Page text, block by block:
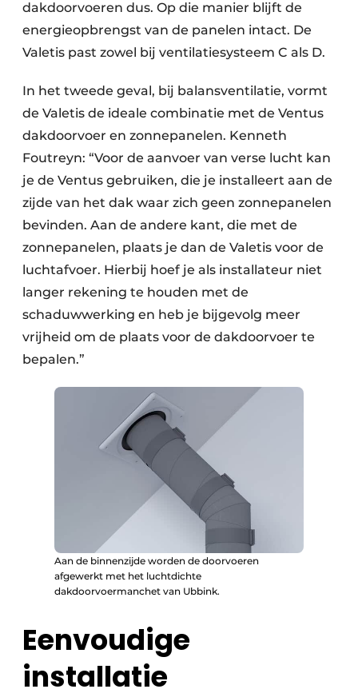
dakdoorvoeren dus. Op die manier blijft de
energieopbrengst van de panelen intact. De
Valetis past zowel bij ventilatiesysteem C als D.
In het tweede geval, bij balansventilatie, vormt
de Valetis de ideale combinatie met de Ventus
dakdoorvoer en zonnepanelen. Kenneth
Foutreyn: “Voor de aanvoer van verse lucht kan
je de Ventus gebruiken, die je installeert aan de
zijde van het dak waar zich geen zonnepanelen
bevinden. Aan de andere kant, die met de
zonnepanelen, plaats je dan de Valetis voor de
luchtafvoer. Hierbij hoef je als installateur niet
langer rekening te houden met de
schaduwwerking en heb je bijgevolg meer
vrijheid om de plaats voor de dakdoorvoer te
bepalen.”
Aan de binnenzijde worden de doorvoeren
afgewerkt met het luchtdichte
dakdoorvoermanchet van Ubbink.
Eenvoudige
installatie